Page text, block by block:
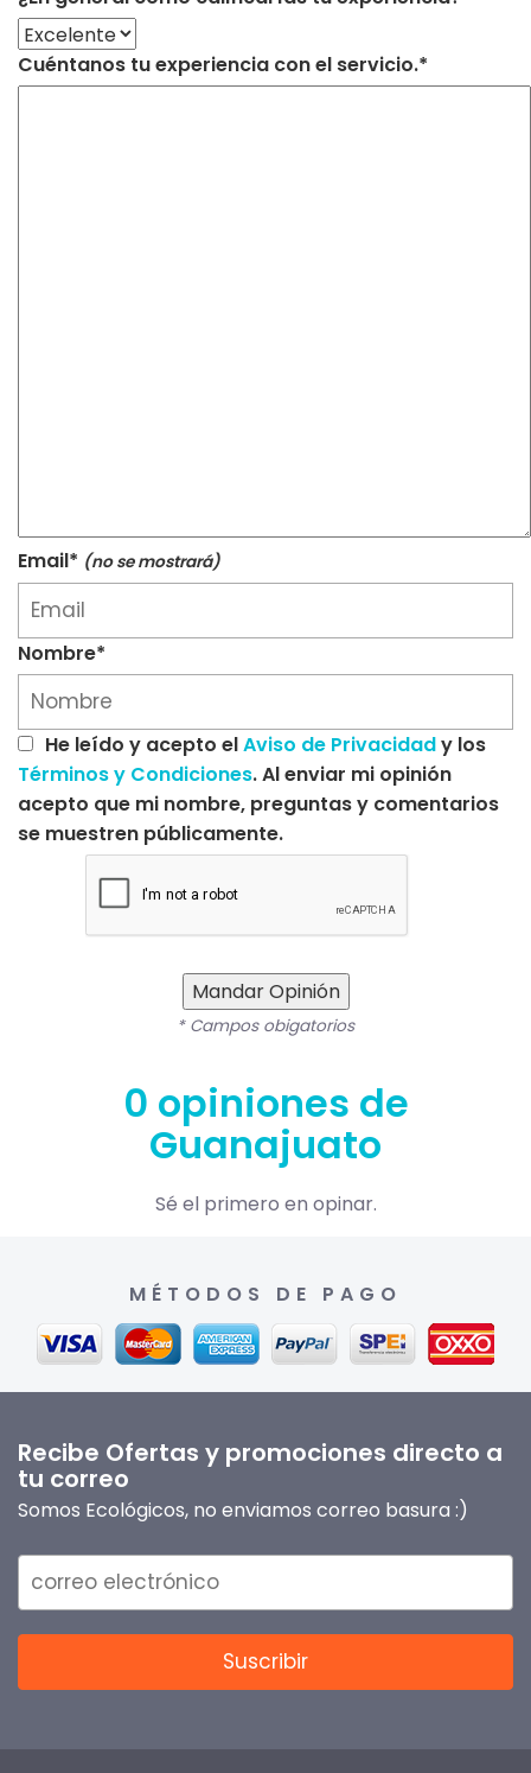
Cuéntanos tu experiencia con el servicio.*
Email* (no se mostrará)
Nombre*
He leído y acepto elAviso de Privacidady los
Términos y Condiciones. Al enviar mi opinión
acepto que mi nombre, preguntas y comentarios
se muestren públicamente.
Mandar Opinión
* Campos obigatorios
0 opiniones de
Guanajuato
Sé el primero en opinar.
MÉTODOS DE PAGO
Recibe Ofertas y promociones directo a
tu correo
Somos Ecológicos, no enviamos correo basura :)